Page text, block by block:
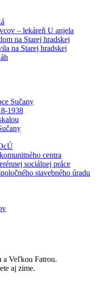
– lekáreň U anjela
na Starej hradskej
na Starej hradskej
Sučany
1938
centra
sociálnej práce
stavebného úradu
a Veľkou Fatrou.
aj zime.